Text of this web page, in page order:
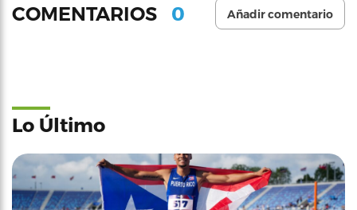
COMENTARIOS 0 Añadir comentario
Lo Último